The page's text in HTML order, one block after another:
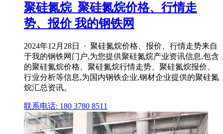
聚硅氮烷_聚硅氮烷价格、行情走
势、报价 我的钢铁网
2024年12月28日 · 聚硅氮烷价格、报价、行情走势来自
于我的钢铁网门户,为您提供聚硅氮烷产业资讯信息,包含
的聚硅氮烷价格、聚硅氮烷行情走势、聚硅氮烷报价、
行业分析等信息,为国内钢铁企业,钢材企业提供的聚硅氮
烷汇总资讯。
联系电话: 180 3780 8511